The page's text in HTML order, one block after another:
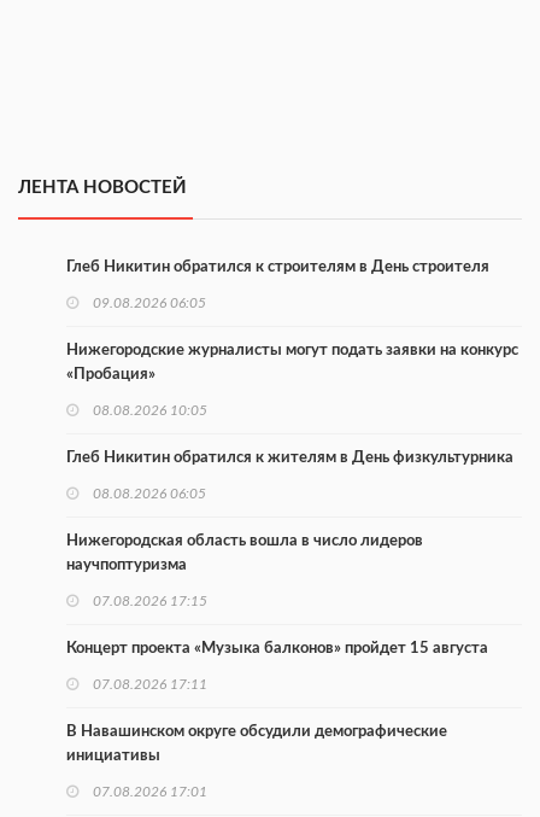
ЛЕНТА НОВОСТЕЙ
Глеб Никитин обратился к строителям в День строителя
09.08.2026 06:05
Нижегородские журналисты могут подать заявки на конкурс
«Пробация»
08.08.2026 10:05
Глеб Никитин обратился к жителям в День физкультурника
08.08.2026 06:05
Нижегородская область вошла в число лидеров
научпоптуризма
07.08.2026 17:15
Концерт проекта «Музыка балконов» пройдет 15 августа
07.08.2026 17:11
В Навашинском округе обсудили демографические
инициативы
07.08.2026 17:01